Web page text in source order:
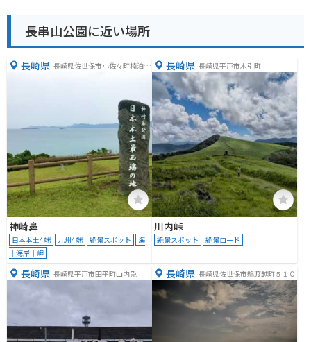
長串山公園に近い場所
長崎県 長崎県佐世保市小佐々町楠泊３
神崎鼻
日本本土4端 九州4端 絶景スポット
海
｜海岸｜岬
長崎県 長崎県平戸市木引町
川内峠
絶景スポット 絶景ロード
長崎県 長崎県平戸市田平町山内免 長崎県 長崎県佐世保市鵜渡越町５１０